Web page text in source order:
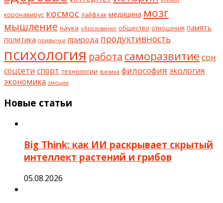
коронавирус космос лайфхак медицина мозг
мышление наука образование общество отношения память
политика привычки природа продуктивность
психология работа саморазвитие сон
соцсети спорт технологии физика философия экология
экономика эмоции
Новые статьи
Big Think: как ИИ раскрывает скрытый
интеллект растений и грибов
05.08.2026